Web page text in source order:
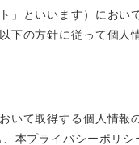
」といいます）におい
下の方針に従って個人
いて取得する個人情報
本プライバシーポリシ